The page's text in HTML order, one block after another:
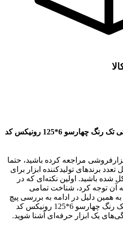
پیچ گوشتی تکی دسته پلاستیکی تک رنگ چهارسو 6*125 رونیکس کد
مراجعه کرده باشید، حتما
برندهای تولیدکننده ابزار برای
شده باشید. اولین نکته‌ای که در
آن توجه کرد، شناخت تمامی
دلیل در ادامه به بررسی پیچ
گوشتی تکی دسته پلاستیکی تک رنگ چهارسو 6*125 رونیکس کد